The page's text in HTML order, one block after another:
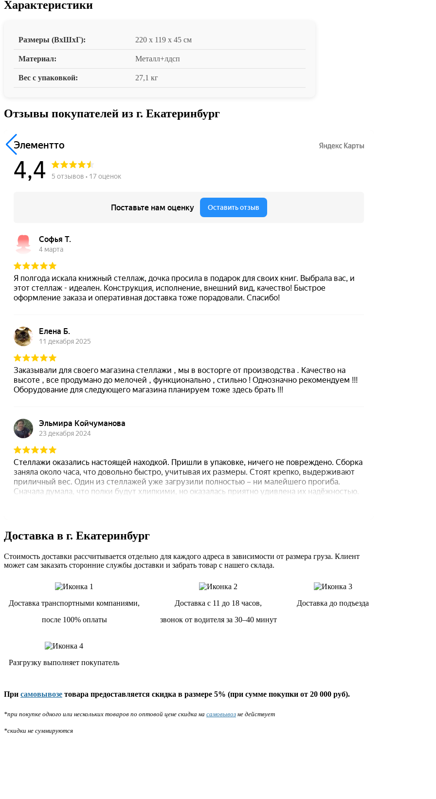
Характеристики
Размеры (ВxШxГ): 220 x 119 x 45 см
Материал: Металл+лдсп
Вес с упаковкой: 27,1 кг
Отзывы покупателей из г. Екатеринбург
Доставка в г. Екатеринбург
Стоимость доставки рассчитывается отдельно для каждого адреса в зависимости от размера груза. Клиент
может сам заказать сторонние службы доставки и забрать товар с нашего склада.
Доставка транспортными компаниями,
после 100% оплаты
Доставка с 11 до 18 часов,
звонок от водителя за 30–40 минут
Доставка до подъезда
Разгрузку выполняет покупатель
При самовывозе товара предоставляется скидка в размере 5% (при сумме покупки от 20 000 руб).
*при покупке одного или нескольких товаров по оптовой цене скидка на самовывоз не действует
*скидки не суммируются